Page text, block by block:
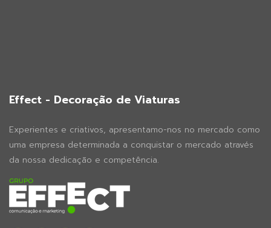
Effect - Decoração de Viaturas
Experientes e criativos, apresentamo-nos no mercado como
uma empresa determinada a conquistar o mercado através
da nossa dedicação e competência.